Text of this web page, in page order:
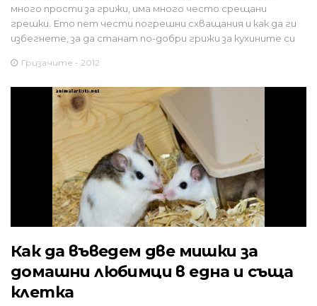
много прости за грижи, има много често срещани
грешки. Ето пет чести погрешни схващания и как да ги
избегнете, за да станат по-добри грижи за кухините си
Гризачите - 2012
Как да въведем две мишки за
домашни любимци в една и съща
клетка